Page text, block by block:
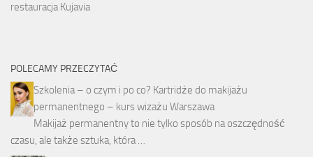
restauracja Kujavia
POLECAMY PRZECZYTAĆ
Szkolenia – o czym i po co? Kartridże do makijażu
permanentnego – kurs wizażu Warszawa
Makijaż permanentny to nie tylko sposób na oszczędność
czasu, ale także sztuka, która …